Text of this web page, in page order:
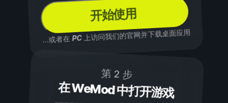
开始使用
...或者在PC上访问我们的官网并下载桌面应用
第 2 步
在 WeMod 中打开游戏